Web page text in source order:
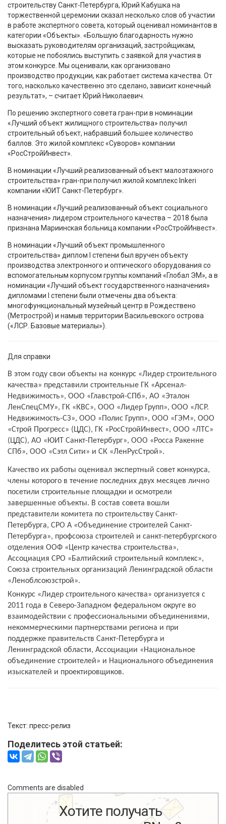
строительству Санкт-Петербурга, Юрий Кабушка на
торжественной церемонии сказал несколько слов об участии
в работе экспертного совета, который оценивал номинантов в
категории «Объекты». «Большую благодарность нужно
высказать руководителям организаций, застройщикам,
которые не побоялись выступить с заявкой для участия в
этом конкурсе. Мы оценивали, как организовано
производство продукции, как работает система качества. От
того, насколько качественно это сделано, зависит конечный
результат», – считает Юрий Николаевич.
По решению экспертного совета гран-при в номинации
«Лучший объект жилищного строительства» получил
строительный объект, набравший большее количество
баллов. Это жилой комплекс «Суворов» компании
«РосСтройИнвест».
В номинации «Лучший реализованный объект малоэтажного
строительства» гран-при получил жилой комплекс Inkeri
компании «ЮИТ Санкт-Петербург».
В номинации «Лучший реализованный объект социального
назначения» лидером строительного качества – 2018 была
признана Мариинская больница компании «РосСтройИнвест».
В номинации «Лучший объект промышленного
строительства» диплом I степени был вручен объекту
производства электронного и оптического оборудования со
вспомогательным корпусом группы компаний «Глобал ЭМ», а в
номинации «Лучший объект государственного назначения»
дипломами I степени были отмечены два объекта:
многофункциональный музейный центр в Рождествено
(Метрострой) и намыв территории Васильевского острова
(«ЛСР. Базовые материалы»).
Для справки
В этом году свои объекты на конкурс «Лидер строительного
качества» представили строительные ГК «Арсенал-
Недвижимость», ООО «Главстрой-СПб», АО «Эталон
ЛенСпецСМУ», ГК «КВС», ООО «Лидер Групп», ООО «ЛСР.
Недвижимость-СЗ», ООО «Полис Групп», ООО «ГЭМ», ООО
«Строй Прогресс» (ЦДС), ГК «РосСтройИнвест», ООО «ЛТС»
(ЦДС), АО «ЮИТ Санкт-Петербург», ООО «Росса Ракенне
СПб», ООО «Сэтл Сити» и СК «ЛенРусСтрой».
Качество их работы оценивал экспертный совет конкурса,
члены которого в течение последних двух месяцев лично
посетили строительные площадки и осмотрели
завершенные объекты. В состав совета вошли
представители комитета по строительству Санкт-
Петербурга, СРО А «Объединение строителей Санкт-
Петербурга», профсоюза строителей и санкт-петербургского
отделения ООФ «Центр качества строительства»,
Ассоциация СРО «Балтийский строительный комплекс»,
Союза строительных организаций Ленинградской области
«Леноблсоюзстрой».
Конкурс «Лидер строительного качества» организуется с
2011 года в Северо-Западном федеральном округе во
взаимодействии с профессиональными объединениями,
некоммерческими партнерствами региона и при
поддержке правительств Санкт-Петербурга и
Ленинградской области, Ассоциации «Национальное
объединение строителей» и Национального объединения
изыскателей и проектировщиков.
Текст: пресс-релиз
Поделитесь этой статьей:
Comments are disabled
Хотите получать